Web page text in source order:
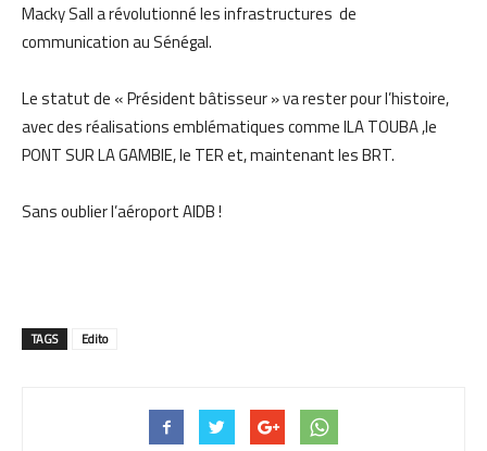
Macky Sall a révolutionné les infrastructures de
communication au Sénégal.
Le statut de « Président bâtisseur » va rester pour l’histoire,
avec des réalisations emblématiques comme ILA TOUBA ,le
PONT SUR LA GAMBIE, le TER et, maintenant les BRT.
Sans oublier l’aéroport AIDB !
TAGS Edito